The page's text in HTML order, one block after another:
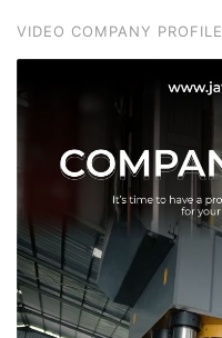
VIDEO COMPANY PROFILE